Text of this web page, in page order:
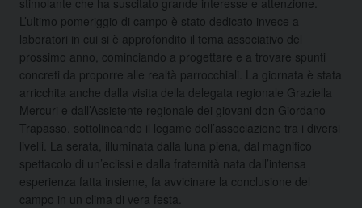
L’ultimo pomeriggio di campo è stato dedicato invece a
laboratori in cui si è approfondito il tema associativo del
prossimo anno, cominciando a progettare e a trovare spunti
concreti da proporre alle realtà parrocchiali. La giornata è stata
arricchita anche dalla visita della delegata regionale Graziella
Mercuri e dall’Assistente regionale dei giovani don Giordano
Trapasso, sottolineando il legame dell’associazione tra i diversi
livelli. La serata, illuminata dalla luna piena, dal magnifico
spettacolo di un’eclissi e dalla fraternità nata dall’intensa
esperienza fatta insieme, fa avvicinare la conclusione del
campo in un clima di vera festa.